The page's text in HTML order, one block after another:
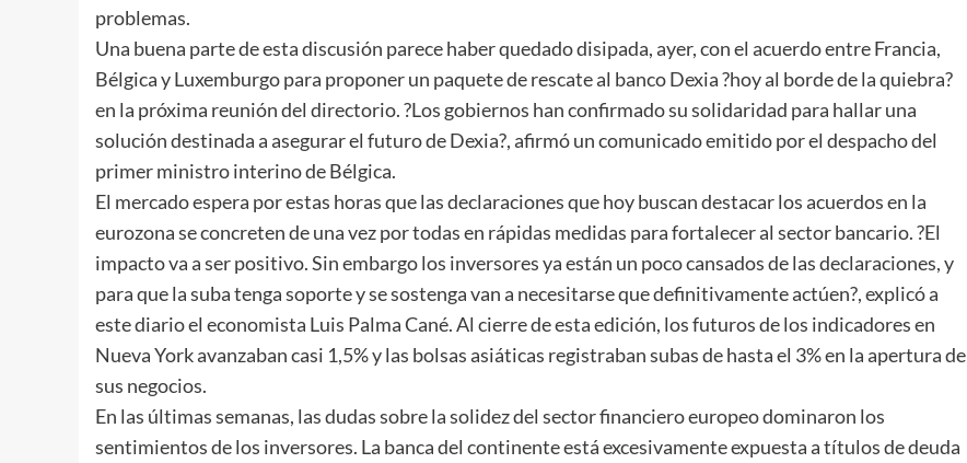
problemas.
Una buena parte de esta discusión parece haber quedado disipada, ayer, con el acuerdo entre Francia,
Bélgica y Luxemburgo para proponer un paquete de rescate al banco Dexia ?hoy al borde de la quiebra?
en la próxima reunión del directorio. ?Los gobiernos han confirmado su solidaridad para hallar una
solución destinada a asegurar el futuro de Dexia?, afirmó un comunicado emitido por el despacho del
primer ministro interino de Bélgica.
El mercado espera por estas horas que las declaraciones que hoy buscan destacar los acuerdos en la
eurozona se concreten de una vez por todas en rápidas medidas para fortalecer al sector bancario. ?El
impacto va a ser positivo. Sin embargo los inversores ya están un poco cansados de las declaraciones, y
para que la suba tenga soporte y se sostenga van a necesitarse que definitivamente actúen?, explicó a
este diario el economista Luis Palma Cané. Al cierre de esta edición, los futuros de los indicadores en
Nueva York avanzaban casi 1,5% y las bolsas asiáticas registraban subas de hasta el 3% en la apertura de
sus negocios.
En las últimas semanas, las dudas sobre la solidez del sector financiero europeo dominaron los
sentimientos de los inversores. La banca del continente está excesivamente expuesta a títulos de deuda